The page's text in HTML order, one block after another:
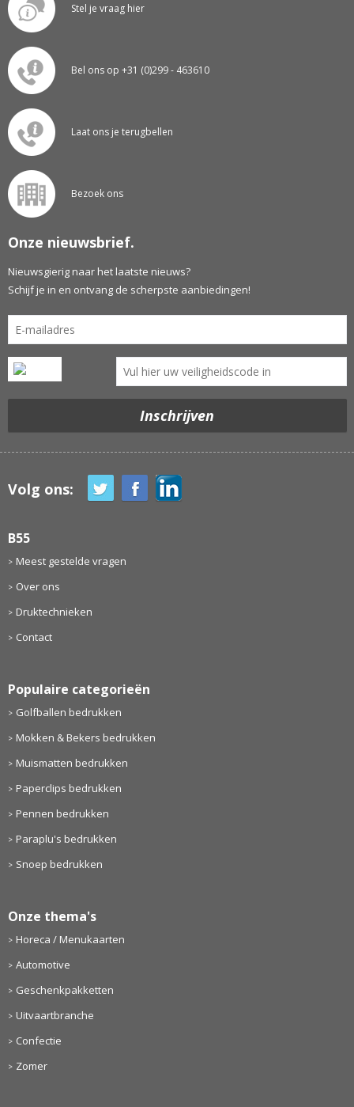
Stel je vraag hier
Bel ons op +31 (0)299 - 463610
Laat ons je terugbellen
Bezoek ons
Onze nieuwsbrief.
Nieuwsgierig naar het laatste nieuws?
Schijf je in en ontvang de scherpste aanbiedingen!
Volg ons:
B55
Meest gestelde vragen
Over ons
Druktechnieken
Contact
Populaire categorieën
Golfballen bedrukken
Mokken & Bekers bedrukken
Muismatten bedrukken
Paperclips bedrukken
Pennen bedrukken
Paraplu's bedrukken
Snoep bedrukken
Onze thema's
Horeca / Menukaarten
Automotive
Geschenkpakketten
Uitvaartbranche
Confectie
Zomer